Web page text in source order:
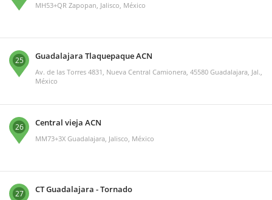
MH53+QR Zapopan, Jalisco, México
25 Guadalajara Tlaquepaque ACN
Av. de las Torres 4831, Nueva Central Camionera, 45580 Guadalajara, Jal.,
México
26 Central vieja ACN
MM73+3X Guadalajara, Jalisco, México
27 CT Guadalajara - Tornado